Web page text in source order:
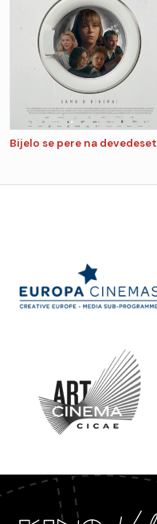
Bijelo se pere na devedeset